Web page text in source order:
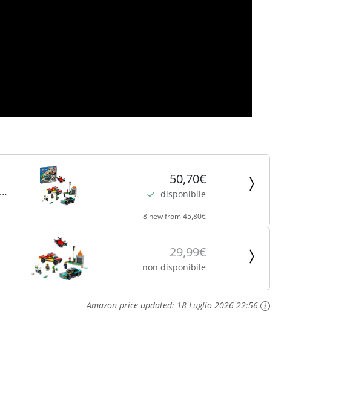
50,70€
disponibile
8 new from 45,80€
29,99€
non disponibile
Amazon price updated: 18 Luglio 2026 22:56